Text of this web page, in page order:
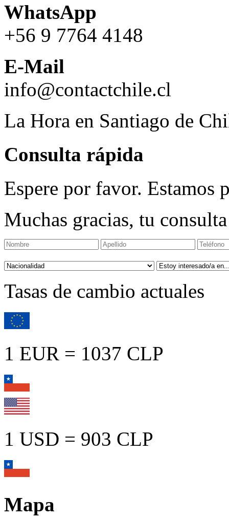
WhatsApp
+56 9 7764 4148
E-Mail
info@contactchile.cl
La Hora en Santiago de
Consulta rápida
Espere por favor. Estamos
Muchas gracias, tu
Tasas de cambio actuales
1 EUR = 1037 CLP
1 USD = 903 CLP
Mapa